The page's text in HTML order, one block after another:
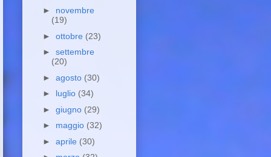
► novembre
(19)
► ottobre (23)
► settembre
(20)
► agosto (30)
► luglio (34)
► giugno (29)
► maggio (32)
► aprile (30)